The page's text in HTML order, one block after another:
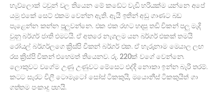
හැව්ලොක් ටවුන් වල තියෙන මේ කඩේට වැඩි හරියක්ම යන්නෙ අපේ
යමු එකේ සෙට් එකම වෙන්න ඇති. ඇයි ඉතින් අඩු ගාණට බඩ
පැළෙන්න කන්න පුලුවන්නෙ. එක එක රහට හදපු තඩි චිකන් පලු මැදි
වුනු බර්ගර් ජාති එමටයි. ඒ අතරෙ නැගලම යන බර්ගර් එකක් තමයි
රෝයල් බර්ගර්ලගෙ ක්‍රිස්පි චිකන් බර්ගර් එක. ඒ හැරුනාම මෙයාල ලඟ
රස ක්‍රිස්පි චිකන් එහෙමත් තියෙනව. රු. 220ක් වගේ වෙන්නෙ.
ලොකුවට වගේම උණු උණුවට මේසෙට එද්දි නොකා ඉන්න බැරි තරම්.
කටට සැරට චිලී ටොමැටෝ සෝස් ටිකකුයි, මයොනීස් ටිකකුයිත් ගා
ගත්තම පංකාදු පහයි.